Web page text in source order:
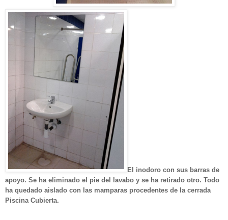
El inodoro con sus barras de
apoyo. Se ha eliminado el pie del lavabo y se ha retirado otro. Todo
ha quedado aislado con las mamparas procedentes de la cerrada
Piscina Cubierta.